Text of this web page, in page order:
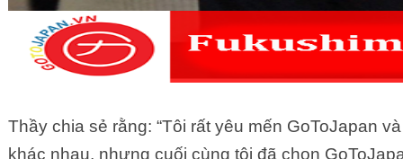
Thầy chia sẻ rằng: “Tôi rất yêu mến GoToJapan
khác nhau, nhưng cuối cùng tôi đã chọn